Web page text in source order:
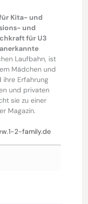
Kita- und
und
für U3
Laufbahn, ist
Mädchen und
ihre Erfahrung
und privaten
sie zu einer
Magazin.
2-family.de